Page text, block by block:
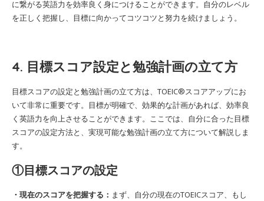
に繋がる英語力を効率良く身につけることができます。自分のレベル
を正しく把握し、目標に向かってコツコツと努力を続けましょう。
4. 目標スコア設定と勉強計画の立て方
目標スコアの設定と勉強計画の立て方は、TOEIC®スコアアップにお
いて非常に重要です。目標が明確で、効果的な計画があれば、効率良
く英語力を向上させることができます。ここでは、自分に合った目標
スコアの設定方法と、実現可能な勉強計画の立て方について解説しま
す。
①目標スコアの設定
・現在のスコアを把握する： まず、自分の現在のTOEICスコア、もし